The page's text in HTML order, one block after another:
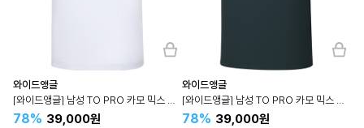
와이드앵글
[와이드앵글] 남성 TO PRO 카모 믹스 폴로티셔츠 M (White) WMM24211W2
78% 39,000원
와이드앵글
[와이드앵글] 남성 TO PRO 카모 믹스 폴로티셔츠 M (D/Green) WMM24211G9
78% 39,000원